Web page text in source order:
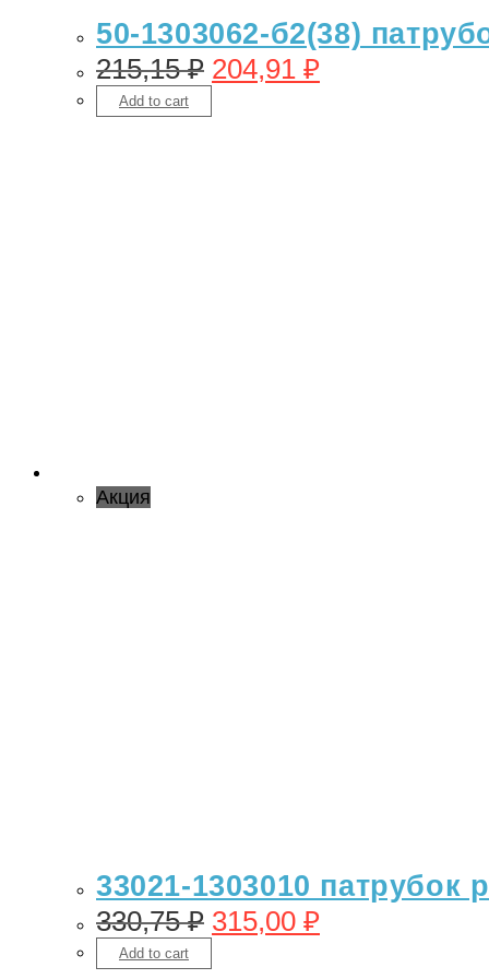
50-1303062-б2(38)
215,15₽ 204,91 ₽
Add to cart
Акция
33021-1303010 патрубок
330,75₽ 315,00 ₽
Add to cart